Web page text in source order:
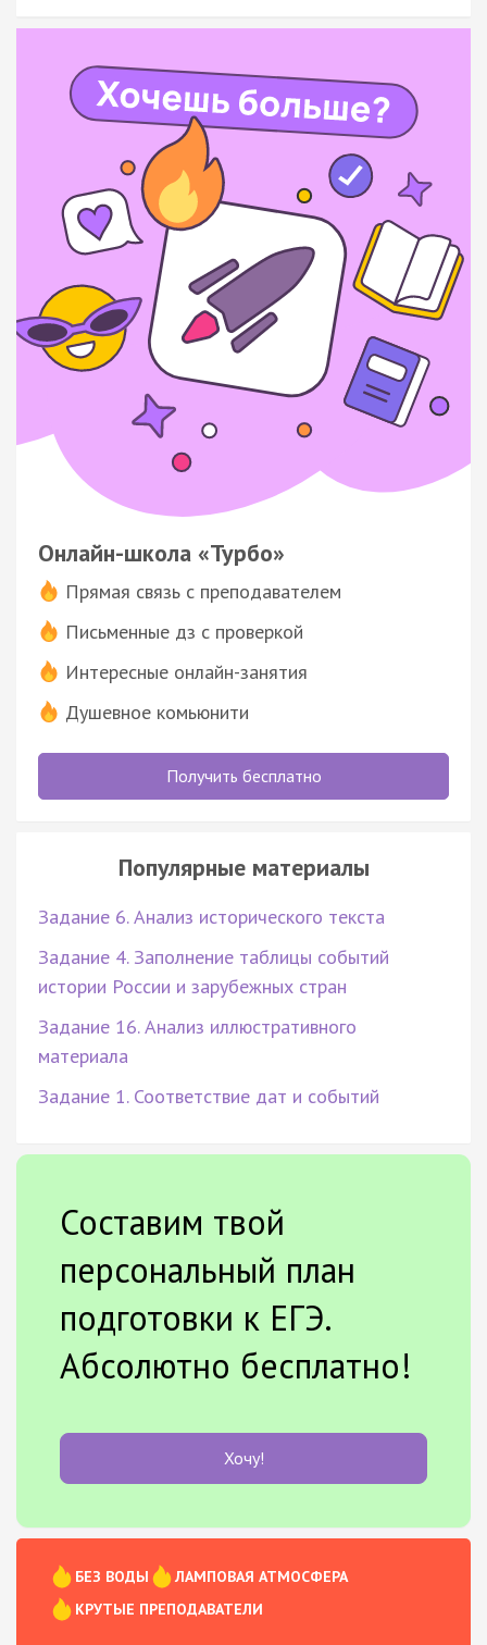
Онлайн-школа «Турбо»
Прямая связь с преподавателем
Письменные дз с проверкой
Интересные онлайн-занятия
Душевное комьюнити
Получить бесплатно
Популярные материалы
Задание 6. Анализ исторического текста
Задание 4. Заполнение таблицы событий
истории России и зарубежных стран
Задание 16. Анализ иллюстративного
материала
Задание 1. Соответствие дат и событий
Составим твой
персональный план
подготовки к ЕГЭ.
Абсолютно бесплатно!
Хочу!
БЕЗ ВОДЫ
ЛАМПОВАЯ АТМОСФЕРА
КРУТЫЕ ПРЕПОДАВАТЕЛИ